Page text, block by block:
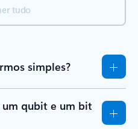
tudo
simples?
um qubit e um bit